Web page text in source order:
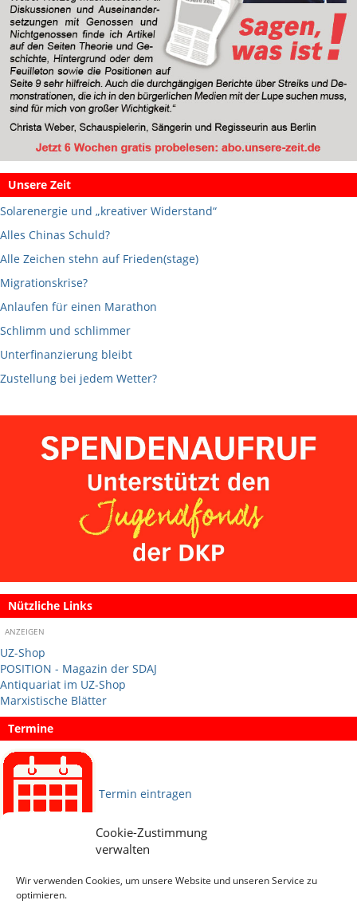
Cookie-Zustimmung
verwalten
Wir verwenden Cookies, um unsere Website und unseren Service zu
optimieren.
Unsere Zeit
Solarenergie und „kreativer Widerstand“
Alles Chinas Schuld?
Alle Zeichen stehn auf Frieden(stage)
Migrationskrise?
Anlaufen für einen Marathon
Schlimm und schlimmer
Unterfinanzierung bleibt
Zustellung bei jedem Wetter?
Nützliche Links
ANZEIGEN
UZ-Shop
POSITION - Magazin der SDAJ
Antiquariat im UZ-Shop
Marxistische Blätter
Termine
Termin eintragen